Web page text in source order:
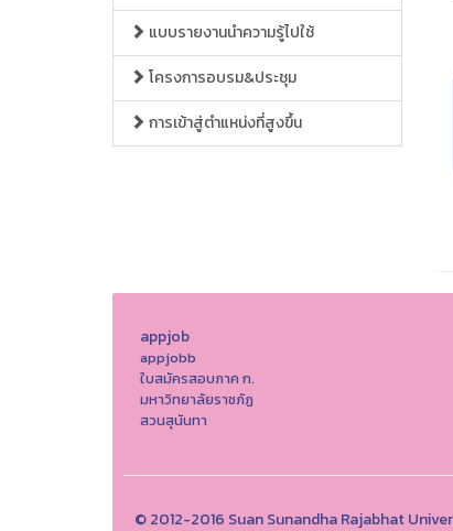
แบบรายงานนำความรู้ไปใช้
โครงการอบรม&ประชุม
การเข้าสู่ตำแหน่งที่สูงขึ้น
appjob
appjobb
ใบสมัครสอบภาค ก.
มหาวิทยาลัยราชภัฏ
สวนสุนันทา
© 2012-2016 Suan Sunandha Rajabhat